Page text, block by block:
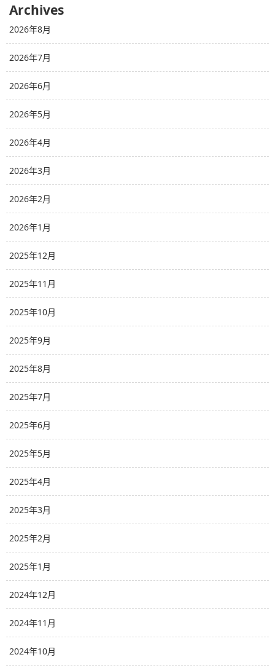
Archives
2026年8月
2026年7月
2026年6月
2026年5月
2026年4月
2026年3月
2026年2月
2026年1月
2025年12月
2025年11月
2025年10月
2025年9月
2025年8月
2025年7月
2025年6月
2025年5月
2025年4月
2025年3月
2025年2月
2025年1月
2024年12月
2024年11月
2024年10月